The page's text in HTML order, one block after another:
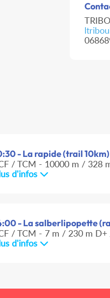
- La rapide (trail
/ TCM - 10000 m / 328
d'infos
- La salberlipopette
/ TCM - 7 m / 230 m
d'infos